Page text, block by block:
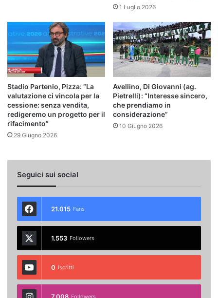
1 Luglio 2026
Stadio Partenio, Pizza: “La
valutazione ci vincola per la
cessione: senza vendita,
redigeremo un progetto per il
rifacimento”
29 Giugno 2026
Avellino, Di Giovanni (ag.
Pietrelli): “Interesse sincero,
che prendiamo in
considerazione”
10 Giugno 2026
Seguici sui social
21.015 Fans
1.553 Followers
0 Iscritti
Followers